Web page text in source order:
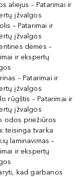
aliejus – Patarimai ir
įžvalgos
– Patarimai ir
įžvalgos
dėmės –
ir ekspertų
– Patarimai ir
įžvalgos
rūgštis – Patarimai ir
įžvalgos
odos priežiūros
teisinga tvarka
laminavimas –
ir ekspertų
kad garbanos